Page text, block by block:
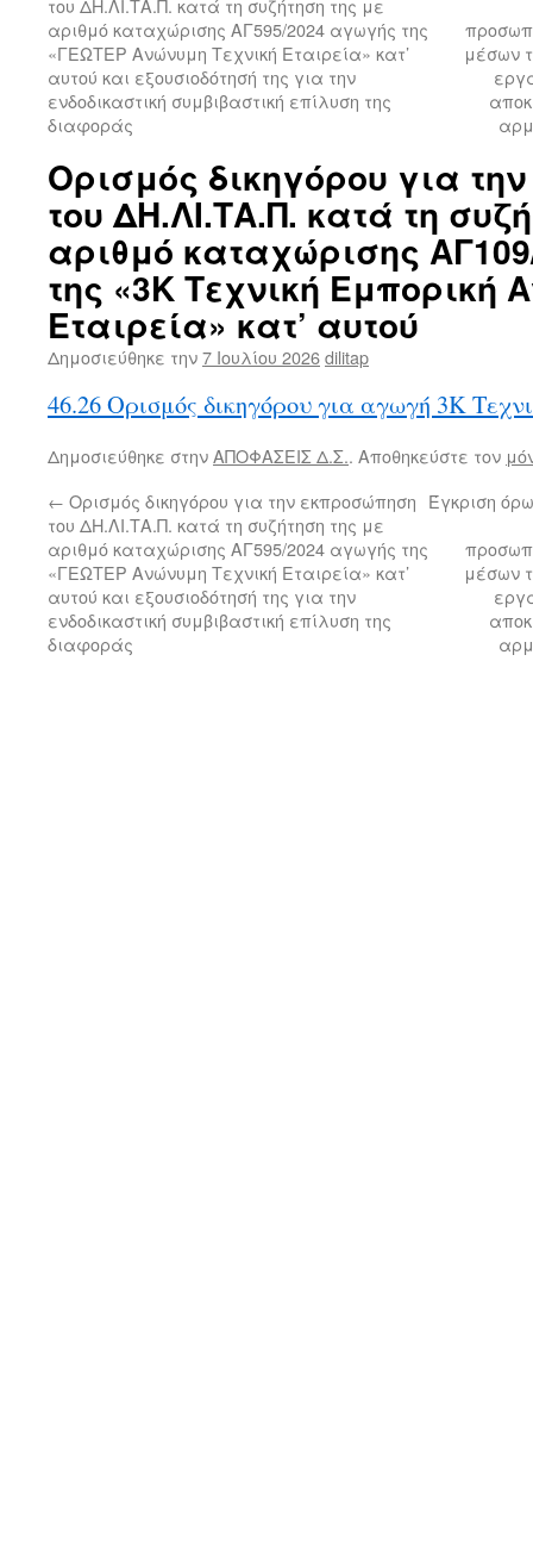
του ΔΗ.ΛΙ.ΤΑ.Π. κατά τη συζήτηση της με
αριθμό καταχώρισης ΑΓ595/2024 αγωγής της
«ΓΕΩΤΕΡ Ανώνυμη Τεχνική Εταιρεία» κατ’
αυτού και εξουσιοδότησή της για την
ενδοδικαστική συμβιβαστική επίλυση της
διαφοράς
μέσων
Ορισμός δικηγόρου για
του ΔΗ.ΛΙ.ΤΑ.Π. κατά τη
αριθμό καταχώρισης
της «3Κ Τεχνική Εμπορική
Εταιρεία» κατ’ αυτού
Δημοσιεύθηκε την7 Ιουλίου 2026dilitap
46.26 Ορισμός δικηγόρου για αγωγή 3Κ
Δημοσιεύθηκε στηνΑΠΟΦΑΣΕΙΣ Δ.Σ.. Αποθηκεύστε τον
← Ορισμός δικηγόρου για την εκπροσώπηση
του ΔΗ.ΛΙ.ΤΑ.Π. κατά τη συζήτηση της με
αριθμό καταχώρισης ΑΓ595/2024 αγωγής της
«ΓΕΩΤΕΡ Ανώνυμη Τεχνική Εταιρεία» κατ’
αυτού και εξουσιοδότησή της για την
ενδοδικαστική συμβιβαστική επίλυση της
διαφοράς
Έγκριση
μέσων